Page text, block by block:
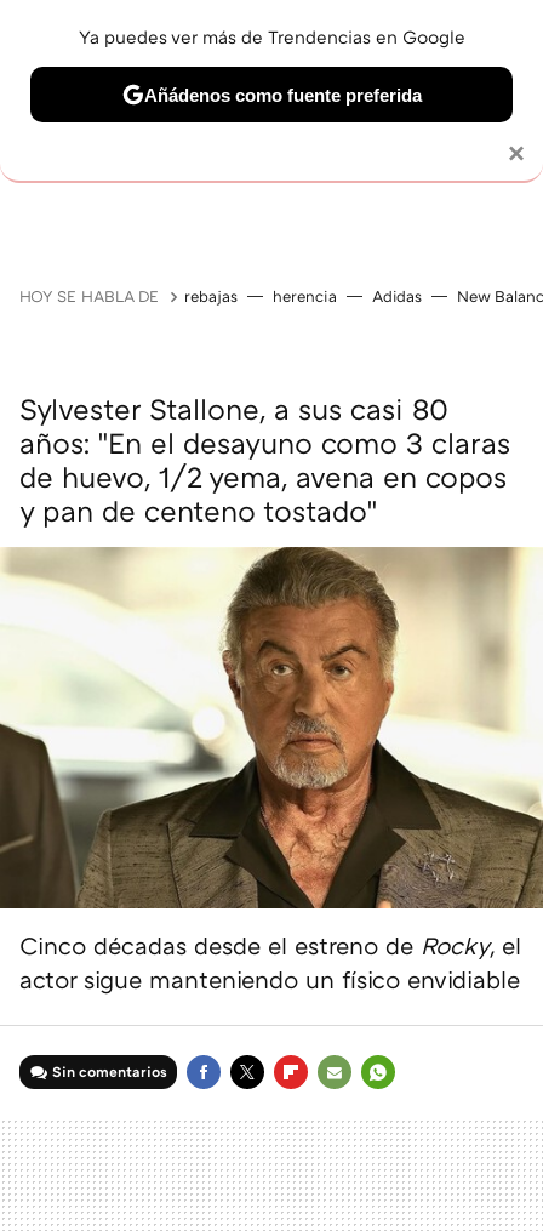
HOY SE HABLA DE rebajas herencia Adidas New
Sylvester Stallone, a sus casi 80
años: "En el desayuno como 3 claras
de huevo, 1/2 yema, avena en copos
y pan de centeno tostado"
Cinco décadas desde el estreno de Rocky, el
actor sigue manteniendo un físico envidiable
Sin comentarios
MAIL
×
Ya puedes ver más de Trendencias en Google
Añádenos como fuente preferida